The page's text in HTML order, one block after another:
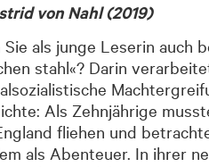
von Nahl (2019)
Sie als junge Leserin auch
stahl«? Darin
Als Zehnjährige
fliehen und
als Abenteuer. In ihrer